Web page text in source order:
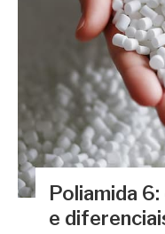
Poliamida
e